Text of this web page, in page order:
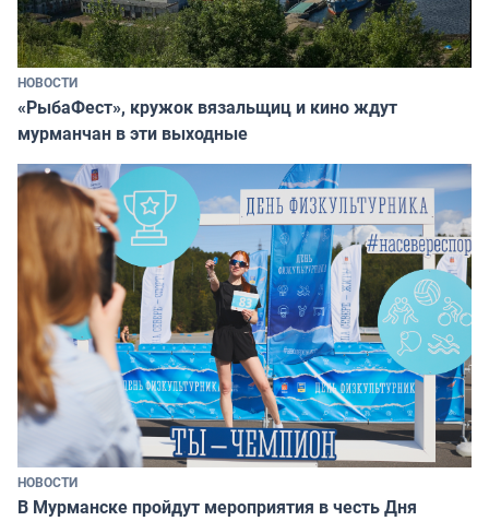
НОВОСТИ
«РыбаФест», кружок вязальщиц и кино ждут
мурманчан в эти выходные
НОВОСТИ
В Мурманске пройдут мероприятия в честь Дня